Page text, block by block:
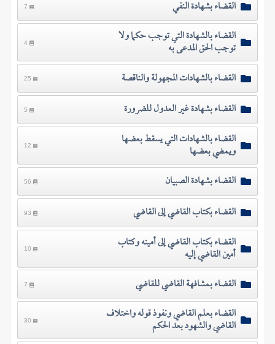
القضاء بشهادة النفي 7
القضاء بالشهادة التي توجب حكما ولا
توجب الحق المدعى به 4
القضاء بالشهادات المجهولة والناقصة 25
القضاء بشهادة غير العدول للضرورة 5
القضاء بالشهادات التي يسقط بعضها
ويمضي بعضها 12
القضاء بشهادة الصبيان 56
القضاء بكتاب القاضي إلى القاضي 93
القضاء بكتاب القاضي إلى أمينه وكتاب
أمين القاضي إليه 10
القضاء بمشافهة القاضي للقاضي 7
القضاء بعلم القاضي ونفوذ قوله واختلاف
القاضي والشهود بعد الحكم 30